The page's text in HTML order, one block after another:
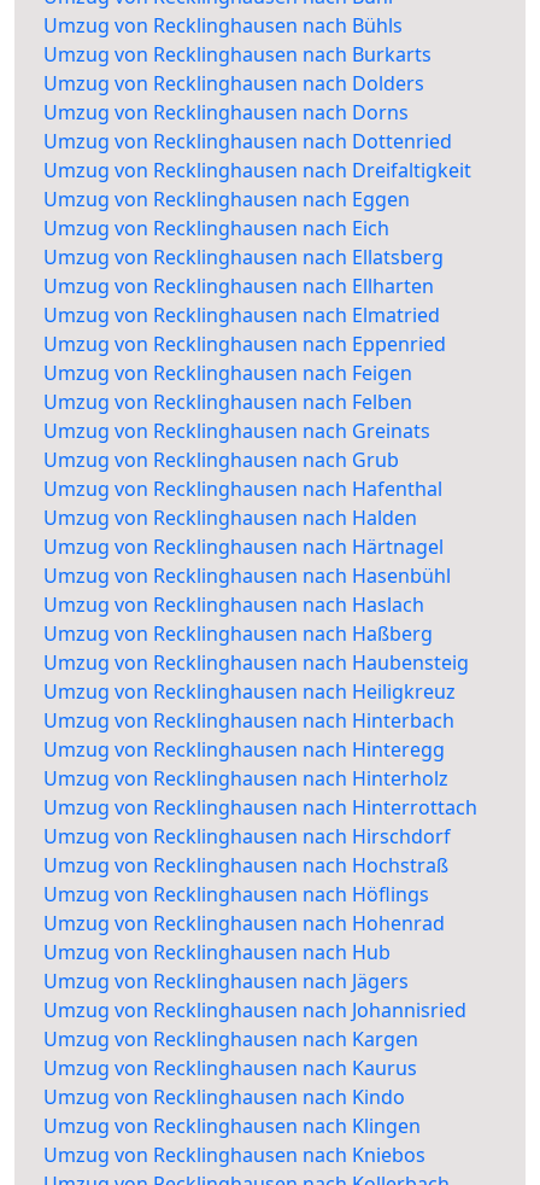
Umzug von Recklinghausen nach Bühls
Umzug von Recklinghausen nach Burkarts
Umzug von Recklinghausen nach Dolders
Umzug von Recklinghausen nach Dorns
Umzug von Recklinghausen nach Dottenried
Umzug von Recklinghausen nach Dreifaltigkeit
Umzug von Recklinghausen nach Eggen
Umzug von Recklinghausen nach Eich
Umzug von Recklinghausen nach Ellatsberg
Umzug von Recklinghausen nach Ellharten
Umzug von Recklinghausen nach Elmatried
Umzug von Recklinghausen nach Eppenried
Umzug von Recklinghausen nach Feigen
Umzug von Recklinghausen nach Felben
Umzug von Recklinghausen nach Greinats
Umzug von Recklinghausen nach Grub
Umzug von Recklinghausen nach Hafenthal
Umzug von Recklinghausen nach Halden
Umzug von Recklinghausen nach Härtnagel
Umzug von Recklinghausen nach Hasenbühl
Umzug von Recklinghausen nach Haslach
Umzug von Recklinghausen nach Haßberg
Umzug von Recklinghausen nach Haubensteig
Umzug von Recklinghausen nach Heiligkreuz
Umzug von Recklinghausen nach Hinterbach
Umzug von Recklinghausen nach Hinteregg
Umzug von Recklinghausen nach Hinterholz
Umzug von Recklinghausen nach Hinterrottach
Umzug von Recklinghausen nach Hirschdorf
Umzug von Recklinghausen nach Hochstraß
Umzug von Recklinghausen nach Höflings
Umzug von Recklinghausen nach Hohenrad
Umzug von Recklinghausen nach Hub
Umzug von Recklinghausen nach Jägers
Umzug von Recklinghausen nach Johannisried
Umzug von Recklinghausen nach Kargen
Umzug von Recklinghausen nach Kaurus
Umzug von Recklinghausen nach Kindo
Umzug von Recklinghausen nach Klingen
Umzug von Recklinghausen nach Kniebos